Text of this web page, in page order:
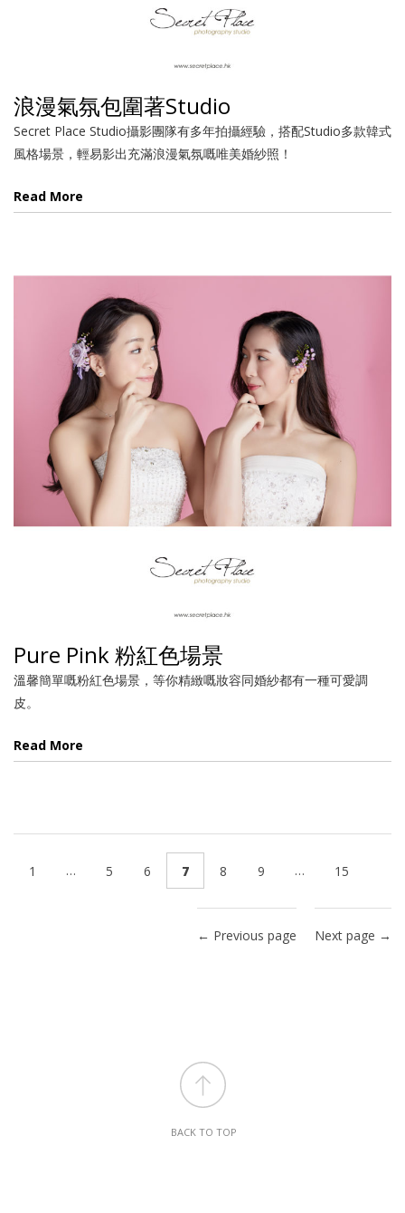
浪漫氣氛包圍著Studio
Secret Place Studio攝影團隊有多年拍攝經驗，搭配Studio多款韓式
風格場景，輕易影出充滿浪漫氣氛嘅唯美婚紗照！
Read More
Pure Pink 粉紅色場景
溫馨簡單嘅粉紅色場景，等你精緻嘅妝容同婚紗都有一種可愛調
皮。
Read More
1 … 5 6 7 8 9 … 15
← Previous page Next page →
BACK TO TOP